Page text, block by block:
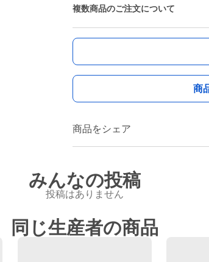
複数商品のご注文について
商
商品をシェア
みんなの投稿
投稿はありません
同じ生産者の商品